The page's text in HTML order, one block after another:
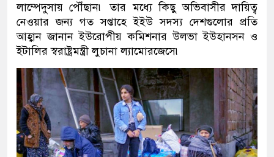
লাম্পেদুসায় পৌঁছান৷ তার মধ্যে কিছু অভিবাসীর দায়িত্ব
নেওয়ার জন্য গত সপ্তাহে ইইউ সদস্য দেশগুলোর প্রতি
আহ্বান জানান ইউরোপীয় কমিশনার উলভা ইউহানসন ও
ইটালির স্বরাষ্ট্রমন্ত্রী লুচানা ল্যামোরজেসে৷